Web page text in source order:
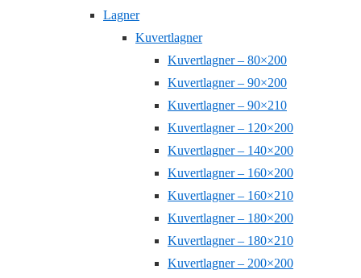
Lagner
Kuvertlagner
Kuvertlagner – 80×200
Kuvertlagner – 90×200
Kuvertlagner – 90×210
Kuvertlagner – 120×200
Kuvertlagner – 140×200
Kuvertlagner – 160×200
Kuvertlagner – 160×210
Kuvertlagner – 180×200
Kuvertlagner – 180×210
Kuvertlagner – 200×200